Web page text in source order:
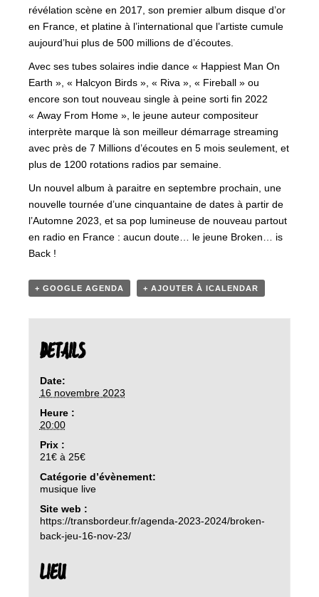
révélation scène en 2017, son premier album disque d’or
en France, et platine à l’international que l’artiste cumule
aujourd’hui plus de 500 millions de d’écoutes.
Avec ses tubes solaires indie dance « Happiest Man On
Earth », « Halcyon Birds », « Riva », « Fireball » ou
encore son tout nouveau single à peine sorti fin 2022
« Away From Home », le jeune auteur compositeur
interprète marque là son meilleur démarrage streaming
avec près de 7 Millions d’écoutes en 5 mois seulement, et
plus de 1200 rotations radios par semaine.
Un nouvel album à paraitre en septembre prochain, une
nouvelle tournée d’une cinquantaine de dates à partir de
l’Automne 2023, et sa pop lumineuse de nouveau partout
en radio en France : aucun doute… le jeune Broken… is
Back !
+ GOOGLE AGENDA + AJOUTER À ICALENDAR
DETAILS
Date:
16 novembre 2023
Heure :
20:00
Prix :
21€ à 25€
Catégorie d’évènement:
musique live
Site web :
https://transbordeur.fr/agenda-2023-2024/broken-
back-jeu-16-nov-23/
LIEU